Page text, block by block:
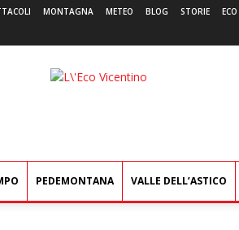
MONTAGNA METEO BLOG STORIE
L'Eco
PEDEMONTANA VALLE DELL’ASTICO